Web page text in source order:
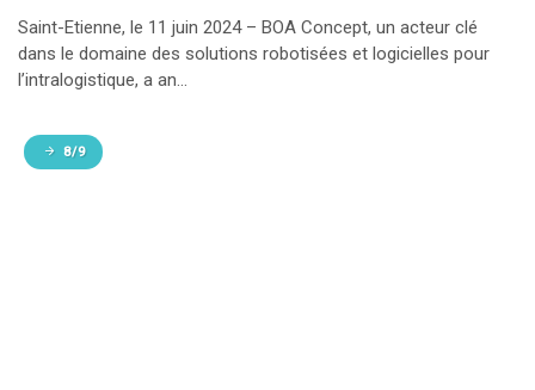
Saint-Etienne, le 11 juin 2024 – BOA Concept, un acteur clé
dans le domaine des solutions robotisées et logicielles pour
l’intralogistique, a an...
8/9